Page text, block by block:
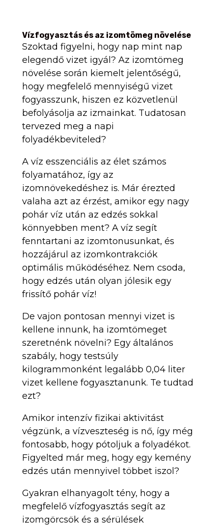
Vízfogyasztás és az izomtömeg növelése
Szoktad figyelni, hogy nap mint nap
elegendő vizet igyál? Az izomtömeg
növelése során kiemelt jelentőségű,
hogy megfelelő mennyiségű vizet
fogyasszunk, hiszen ez közvetlenül
befolyásolja az izmainkat. Tudatosan
tervezed meg a napi
folyadékbeviteled?
A víz esszenciális az élet számos
folyamatához, így az
izomnövekedéshez is. Már érezted
valaha azt az érzést, amikor egy nagy
pohár víz után az edzés sokkal
könnyebben ment? A víz segít
fenntartani az izomtonusunkat, és
hozzájárul az izomkontrakciók
optimális működéséhez. Nem csoda,
hogy edzés után olyan jólesik egy
frissítő pohár víz!
De vajon pontosan mennyi vizet is
kellene innunk, ha izomtömeget
szeretnénk növelni? Egy általános
szabály, hogy testsúly
kilogrammonként legalább 0,04 liter
vizet kellene fogyasztanunk. Te tudtad
ezt?
Amikor intenzív fizikai aktivitást
végzünk, a vízveszteség is nő, így még
fontosabb, hogy pótoljuk a folyadékot.
Figyelted már meg, hogy egy kemény
edzés után mennyivel többet iszol?
Gyakran elhanyagolt tény, hogy a
megfelelő vízfogyasztás segít az
izomgörcsök és a sérülések